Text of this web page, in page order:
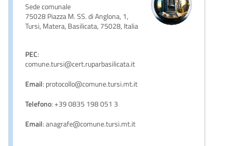
Sede comunale
75028 Piazza M. SS. di Anglona, 1,
Tursi, Matera, Basilicata, 75028, Italia
PEC:
comune.tursi@cert.ruparbasilicata.it
Email: protocollo@comune.tursi.mt.it
Telefono: +39 0835 198 051 3
Email: anagrafe@comune.tursi.mt.it